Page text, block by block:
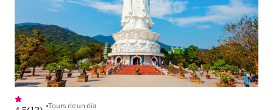
Tours de un día